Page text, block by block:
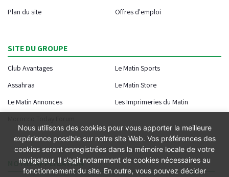
Plan du site
Offres d'emploi
SITE DU GROUPE
Club Avantages
Le Matin Sports
Assahraa
Le Matin Store
Le Matin Annonces
Les Imprimeries du Matin
NOTRE APPLICATION
Nous utilisons des cookies pour vous apporter la meilleure
expérience possible sur notre site Web. Vos préférences des
cookies seront enregistrées dans la mémoire locale de votre
navigateur. Il s’agit notamment de cookies nécessaires au
fonctionnement du site. En outre, vous pouvez décider